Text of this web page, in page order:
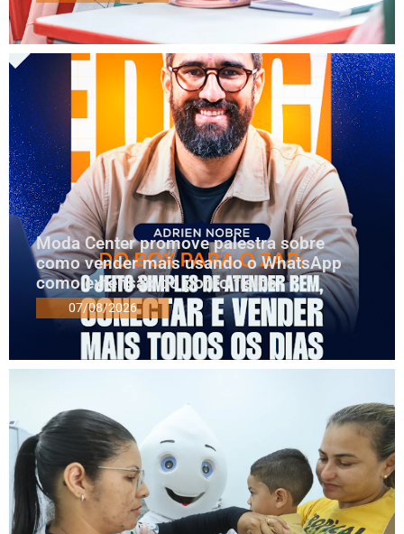
Moda Center promove palestra sobre
como vender mais usando o WhatsApp
como extensão do ponto físico
07/08/2026